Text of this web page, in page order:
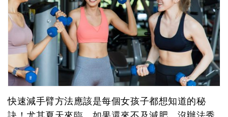
快速減手臂方法應該是每個女孩子都想知道的秘